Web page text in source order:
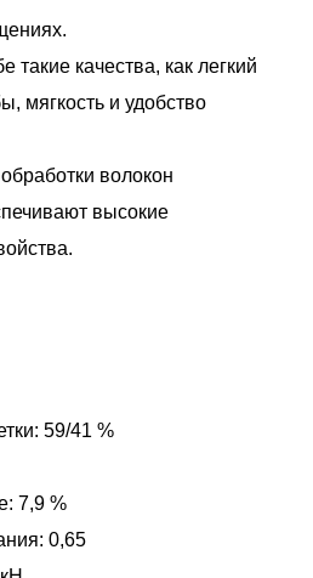
такие качества, как легкий
мягкость и удобство
волокон
высокие
59/41 %
7,9 %
0,65